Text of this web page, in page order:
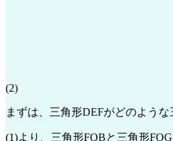
(2)
まずは、三角形DEFがどのよう
(1)より、三角形FOBと三角形